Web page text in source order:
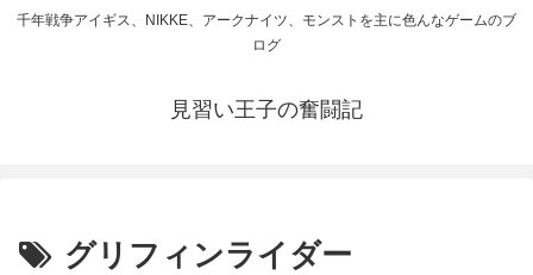
千年戦争アイギス、NIKKE、アークナイツ、モンストを主に色んなゲームのブ
ログ
見習い王子の奮闘記
グリフィンライダー